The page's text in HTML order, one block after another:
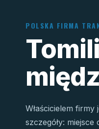
POLSKA FIRMA
Właścicielem
szczegóły: